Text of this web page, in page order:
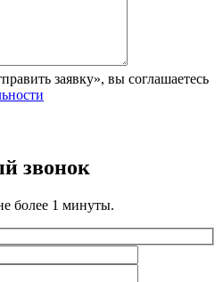
заявку», вы соглашаетесь
звонок
более 1 минуты.